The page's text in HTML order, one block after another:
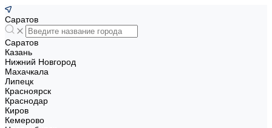
Саратов
Саратов
Казань
Нижний Новгород
Махачкала
Липецк
Красноярск
Краснодар
Киров
Кемерово